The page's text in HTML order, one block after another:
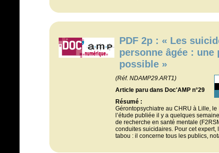
PDF 2p : « Les
personne âgée :
possible »
(Réf. NDAMP29.ART1)
Article paru dans Doc'AMP n°29
Résumé :
Gérontopsychiatre au CHRU à Lille,
l’étude publiée il y a quelques
de recherche en santé mentale
conduites suicidaires. Pour cet expert,
tabou : il concerne tous les publics,